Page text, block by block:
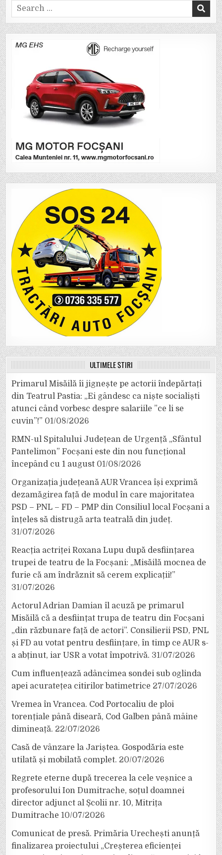
Search
for:
ULTIMELE ȘTIRI
Primarul Misăilă îi jignește pe actorii îndepărtați
din Teatrul Pastia: „Ei gândesc ca niște socialiști
atunci când vorbesc despre salariile ”ce li se
cuvin”!” 01/08/2026
RMN-ul Spitalului Județean de Urgență „Sfântul
Pantelimon” Focșani este din nou funcțional
începând cu 1 august 01/08/2026
Organizația județeană AUR Vrancea își exprimă
dezamăgirea față de modul în care majoritatea
PSD – PNL – FD – PMP din Consiliul local Focșani a
înțeles să distrugă arta teatrală din județ.
31/07/2026
Reacția actriței Roxana Lupu după desființarea
trupei de teatru de la Focșani: „Misăilă mocnea de
furie că am îndrăznit să cerem explicații!”
31/07/2026
Actorul Adrian Damian îl acuză pe primarul
Misăilă că a desființat trupa de teatru din Focșani
„din răzbunare față de actori”. Consilierii PSD, PNL
și FD au votat pentru desființare, în timp ce AUR s-
a abținut, iar USR a votat împotrivă. 31/07/2026
Cum influențează adâncimea sondei sub oglinda
apei acuratețea citirilor batimetrice 27/07/2026
Vremea în Vrancea. Cod Portocaliu de ploi
torențiale până diseară, Cod Galben până mâine
dimineață. 22/07/2026
Casă de vânzare la Jariștea. Gospodăria este
utilată și mobilată complet. 20/07/2026
Regrete eterne după trecerea la cele veșnice a
profesorului Ion Dumitrache, soțul doamnei
director adjunct al Școlii nr. 10, Mitrița
Dumitrache 10/07/2026
Comunicat de presă. Primăria Urechești anunță
finalizarea proiectului „Creșterea eficienței